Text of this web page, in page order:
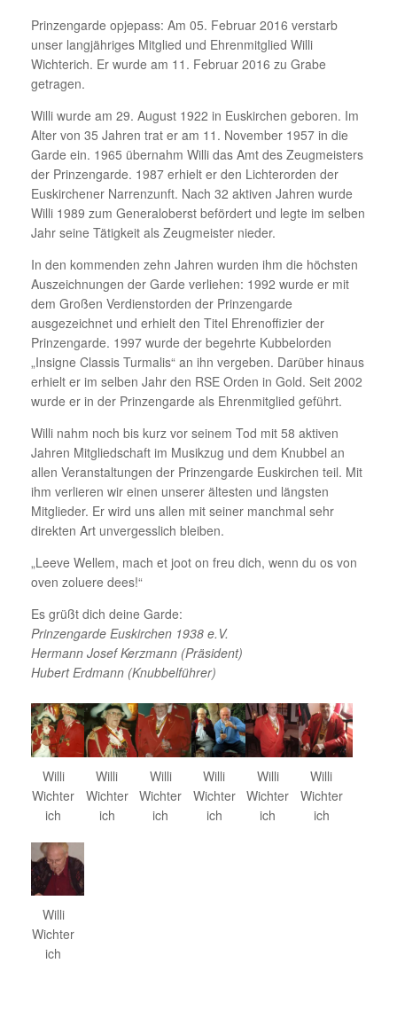
Prinzengarde opjepass: Am 05. Februar 2016 verstarb
unser langjähriges Mitglied und Ehrenmitglied Willi
Wichterich. Er wurde am 11. Februar 2016 zu Grabe
getragen.
Willi wurde am 29. August 1922 in Euskirchen geboren. Im
Alter von 35 Jahren trat er am 11. November 1957 in die
Garde ein. 1965 übernahm Willi das Amt des Zeugmeisters
der Prinzengarde. 1987 erhielt er den Lichterorden der
Euskirchener Narrenzunft. Nach 32 aktiven Jahren wurde
Willi 1989 zum Generaloberst befördert und legte im selben
Jahr seine Tätigkeit als Zeugmeister nieder.
In den kommenden zehn Jahren wurden ihm die höchsten
Auszeichnungen der Garde verliehen: 1992 wurde er mit
dem Großen Verdienstorden der Prinzengarde
ausgezeichnet und erhielt den Titel Ehrenoffizier der
Prinzengarde. 1997 wurde der begehrte Kubbelorden
„Insigne Classis Turmalis“ an ihn vergeben. Darüber hinaus
erhielt er im selben Jahr den RSE Orden in Gold. Seit 2002
wurde er in der Prinzengarde als Ehrenmitglied geführt.
Willi nahm noch bis kurz vor seinem Tod mit 58 aktiven
Jahren Mitgliedschaft im Musikzug und dem Knubbel an
allen Veranstaltungen der Prinzengarde Euskirchen teil. Mit
ihm verlieren wir einen unserer ältesten und längsten
Mitglieder. Er wird uns allen mit seiner manchmal sehr
direkten Art unvergesslich bleiben.
„Leeve Wellem, mach et joot on freu dich, wenn du os von
oven zoluere dees!“
Es grüßt dich deine Garde:
Prinzengarde Euskirchen 1938 e.V.
Hermann Josef Kerzmann (Präsident)
Hubert Erdmann (Knubbelführer)
Willi
Wichter
ich
Willi
Wichter
ich
Willi
Wichter
ich
Willi
Wichter
ich
Willi
Wichter
ich
Willi
Wichter
ich
Willi
Wichter
ich